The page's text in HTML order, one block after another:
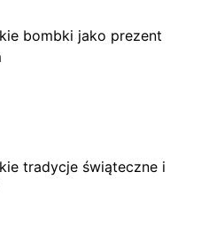
bombki jako prezent
tradycje świąteczne i